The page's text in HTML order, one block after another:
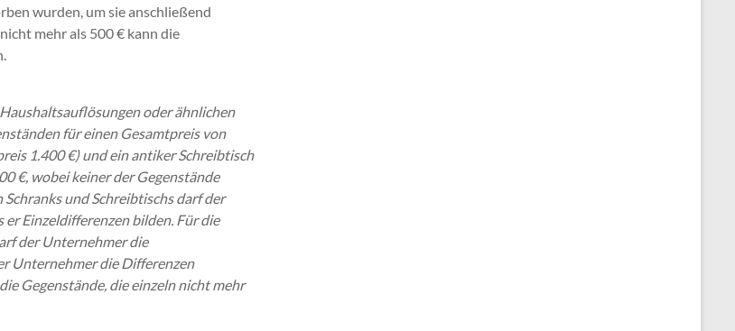
wurden, um sie anschließend
mehr als 500 € kann die
oder ähnlichen
für einen Gesamtpreis von
1.400 €) und ein antiker Schreibtisch
€, wobei keiner der Gegenstände
und Schreibtischs darf der
Einzeldifferenzen bilden. Für die
der Unternehmer die
Unternehmer die Differenzen
Gegenstände, die einzeln nicht mehr